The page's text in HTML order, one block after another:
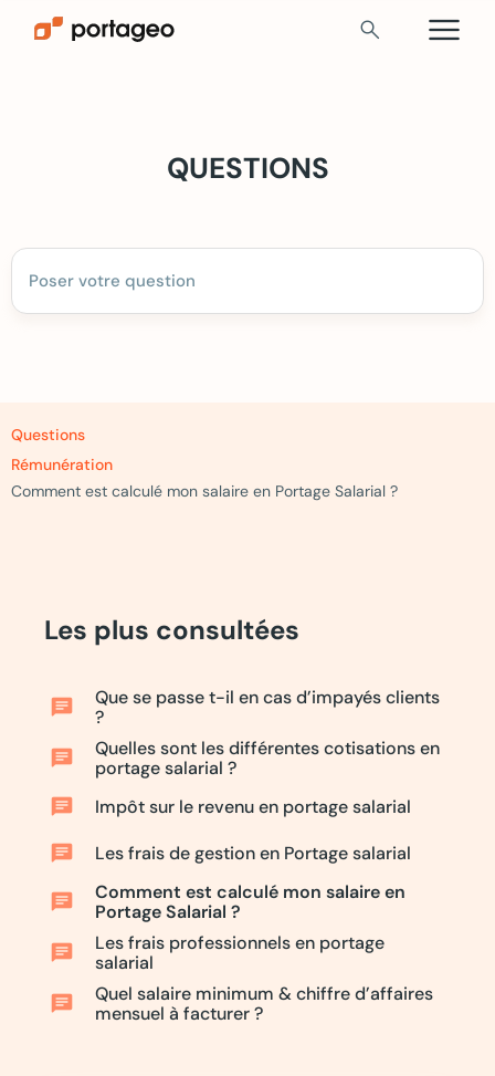
search menu
QUESTIONS
Questions
Rémunération
Comment est calculé mon salaire en Portage Salarial ?
Les plus consultées
chat
Que se passe t-il en cas d’impayés clients
?
chat
Quelles sont les différentes cotisations en
portage salarial ?
chat Impôt sur le revenu en portage salarial
chat Les frais de gestion en Portage salarial
chat
Comment est calculé mon salaire en
Portage Salarial ?
chat
Les frais professionnels en portage
salarial
chat
Quel salaire minimum & chiffre d’affaires
mensuel à facturer ?